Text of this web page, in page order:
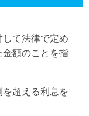
て法律で定め
額のことを指
超える利息を